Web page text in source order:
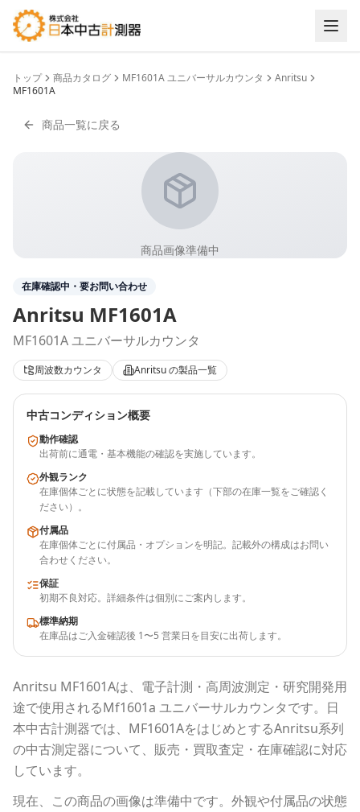
トップ 商品カタログ MF1601A ユニバーサルカウンタ
Anritsu
MF1601A
商品一覧に戻る
商品画像準備中
在庫確認中・要お問い合わせ
Anritsu MF1601A
MF1601A ユニバーサルカウンタ
周波数カウンタ Anritsuの製品一覧
中古コンディション概要
動作確認
出荷前に通電・基本機能の確認を実施しています。
外観ランク
在庫個体ごとに状態を記載しています（下部の在庫一覧をご確認く
ださい）。
付属品
在庫個体ごとに付属品・オプションを明記。記載外の構成はお問い
合わせください。
保証
初期不良対応。詳細条件は個別にご案内します。
標準納期
在庫品はご入金確認後 1〜5 営業日を目安に出荷します。
Anritsu MF1601Aは、電子計測・高周波測定・研究開発用
途で使用されるMf1601a ユニバーサルカウンタです。 日
本中古計測器では、 MF1601AをはじめとするAnritsu系列
の中古測定器について、販売・買取査定・在庫確認に対応
しています。
現在、この商品の画像は準備中です。外観や付属品の状態